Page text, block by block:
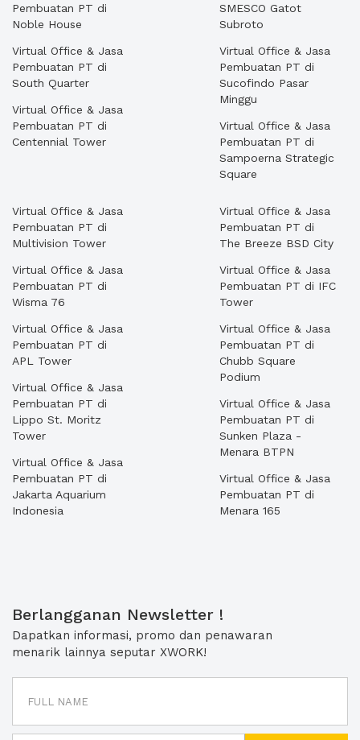
Pembuatan PT di
Noble House
Virtual Office & Jasa
Pembuatan PT di
South Quarter
Virtual Office & Jasa
Pembuatan PT di
Centennial Tower
SMESCO Gatot
Subroto
Virtual Office & Jasa
Pembuatan PT di
Sucofindo Pasar
Minggu
Virtual Office & Jasa
Pembuatan PT di
Sampoerna Strategic
Square
Virtual Office & Jasa
Pembuatan PT di
Multivision Tower
Virtual Office & Jasa
Pembuatan PT di
Wisma 76
Virtual Office & Jasa
Pembuatan PT di
APL Tower
Virtual Office & Jasa
Pembuatan PT di
Lippo St. Moritz
Tower
Virtual Office & Jasa
Pembuatan PT di
Jakarta Aquarium
Indonesia
Virtual Office & Jasa
Pembuatan PT di
The Breeze BSD City
Virtual Office & Jasa
Pembuatan PT di IFC
Tower
Virtual Office & Jasa
Pembuatan PT di
Chubb Square
Podium
Virtual Office & Jasa
Pembuatan PT di
Sunken Plaza -
Menara BTPN
Virtual Office & Jasa
Pembuatan PT di
Menara 165
Berlangganan Newsletter !
Dapatkan informasi, promo dan penawaran
menarik lainnya seputar XWORK!